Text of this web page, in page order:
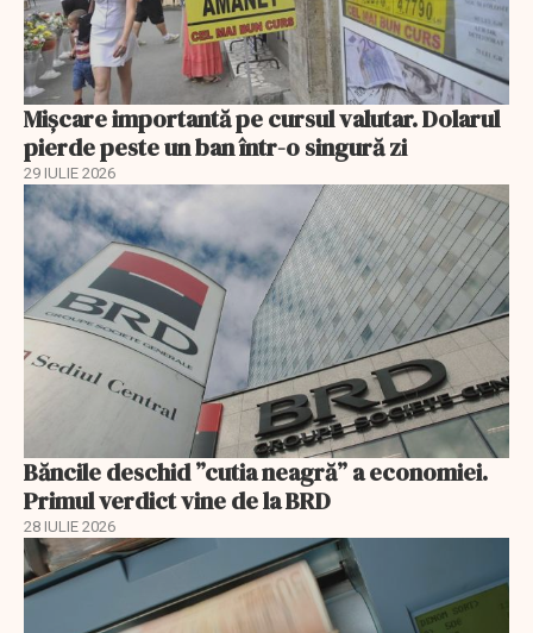
Mișcare importantă pe cursul valutar. Dolarul
pierde peste un ban într-o singură zi
29 IULIE 2026
Băncile deschid ”cutia neagră” a economiei.
Primul verdict vine de la BRD
28 IULIE 2026